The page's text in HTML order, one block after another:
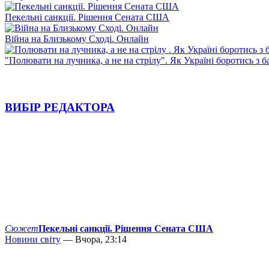
Пекельні санкції. Рішення Сената США
Війна на Близькому Сході. Онлайн
"Полювати на лучника, а не на стрілу". Як Україні боротись з
ВИБІР РЕДАКТОРА
СюжетПекельні санкції. Рішення Сената США
Новини світу — Вчора, 23:14